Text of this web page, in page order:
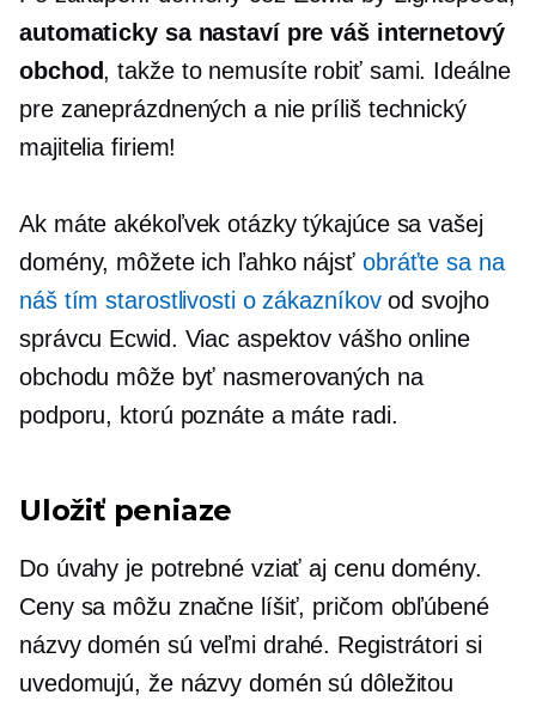
automaticky sa nastaví pre váš internetový
obchod, takže to nemusíte robiť sami. Ideálne
pre zaneprázdnených a nie príliš technický
majitelia firiem!
Ak máte akékoľvek otázky týkajúce sa vašej
domény, môžete ich ľahko nájsť obráťte sa na
náš tím starostlivosti o zákazníkovod svojho
správcu Ecwid. Viac aspektov vášho online
obchodu môže byť nasmerovaných na
podporu, ktorú poznáte a máte radi.
Uložiť peniaze
Do úvahy je potrebné vziať aj cenu domény.
Ceny sa môžu značne líšiť, pričom obľúbené
názvy domén sú veľmi drahé. Registrátori si
uvedomujú, že názvy domén sú dôležitou